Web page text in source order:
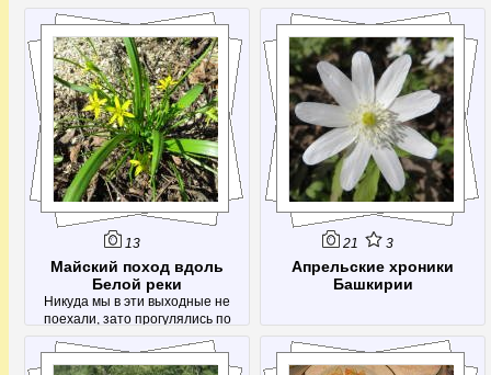
13
Майский поход вдоль
Белой реки
Никуда мы в эти выходные не
поехали, зато прогулялись по
городу
21 3
Апрельские хроники
Башкирии